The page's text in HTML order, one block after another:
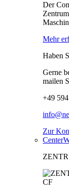
Der
Mehr
Haben
Gerne
mailen
+49
Zur